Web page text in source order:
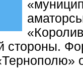
стороны.